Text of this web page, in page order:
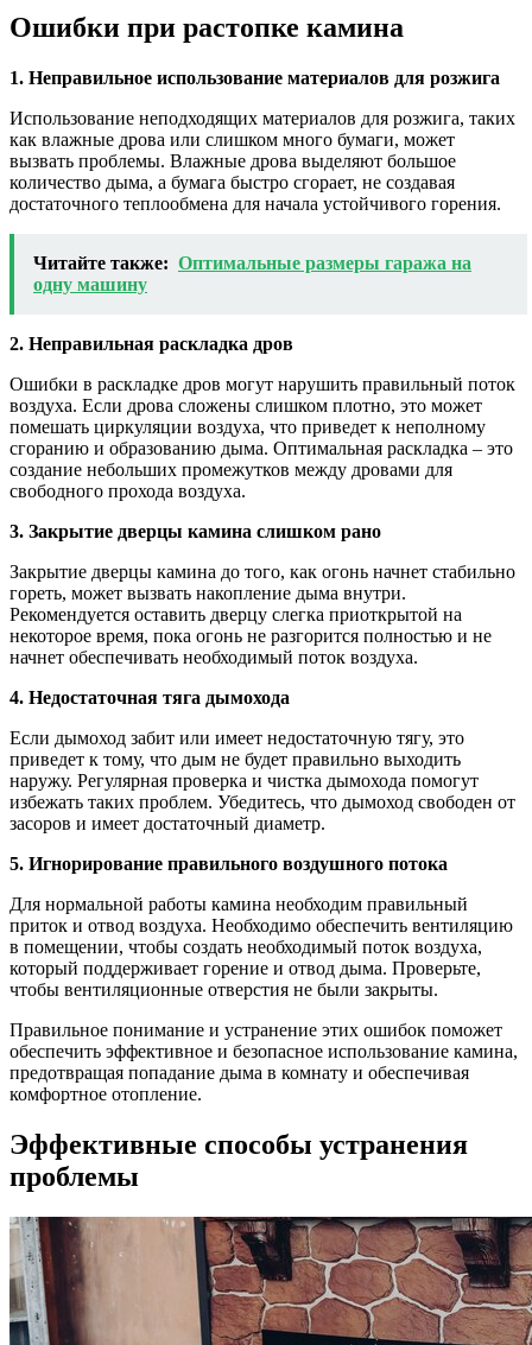
Ошибки при растопке камина
1. Неправильное использование материалов для розжига
Использование неподходящих материалов для розжига, таких
как влажные дрова или слишком много бумаги, может
вызвать проблемы. Влажные дрова выделяют большое
количество дыма, а бумага быстро сгорает, не создавая
достаточного теплообмена для начала устойчивого горения.
Читайте также: Оптимальные размеры гаража на
одну машину
2. Неправильная раскладка дров
Ошибки в раскладке дров могут нарушить правильный поток
воздуха. Если дрова сложены слишком плотно, это может
помешать циркуляции воздуха, что приведет к неполному
сгоранию и образованию дыма. Оптимальная раскладка – это
создание небольших промежутков между дровами для
свободного прохода воздуха.
3. Закрытие дверцы камина слишком рано
Закрытие дверцы камина до того, как огонь начнет стабильно
гореть, может вызвать накопление дыма внутри.
Рекомендуется оставить дверцу слегка приоткрытой на
некоторое время, пока огонь не разгорится полностью и не
начнет обеспечивать необходимый поток воздуха.
4. Недостаточная тяга дымохода
Если дымоход забит или имеет недостаточную тягу, это
приведет к тому, что дым не будет правильно выходить
наружу. Регулярная проверка и чистка дымохода помогут
избежать таких проблем. Убедитесь, что дымоход свободен от
засоров и имеет достаточный диаметр.
5. Игнорирование правильного воздушного потока
Для нормальной работы камина необходим правильный
приток и отвод воздуха. Необходимо обеспечить вентиляцию
в помещении, чтобы создать необходимый поток воздуха,
который поддерживает горение и отвод дыма. Проверьте,
чтобы вентиляционные отверстия не были закрыты.
Правильное понимание и устранение этих ошибок поможет
обеспечить эффективное и безопасное использование камина,
предотвращая попадание дыма в комнату и обеспечивая
комфортное отопление.
Эффективные способы устранения
проблемы